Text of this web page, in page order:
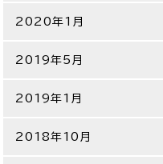
2020年1月
2019年5月
2019年1月
2018年10月